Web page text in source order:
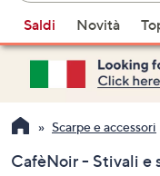
sono
disponibili
suggerimenti,
usa
i
freccia
Saldi Novità
Scarpe e accessori
CafèNoir - Stivali e